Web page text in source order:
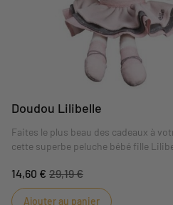
Doudou Lilibelle
Faites le plus beau des cadeaux à
cette superbe peluche bébé fille
14,60 € 29,19 €
Ajouter au panier